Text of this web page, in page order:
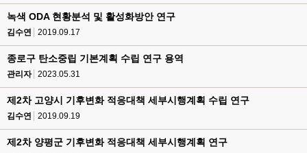
녹색 ODA 현황분석 및 활성화방안 연구
김수연 2019.09.17
종로구 탄소중립 기본계획 수립 연구 용역
관리자 2023.05.31
제2차 고양시 기후변화 적응대책 세부시행계획 수립 연구
김수연 2019.09.19
제2차 양평군 기후변화 적응대책 세부시행계획 연구